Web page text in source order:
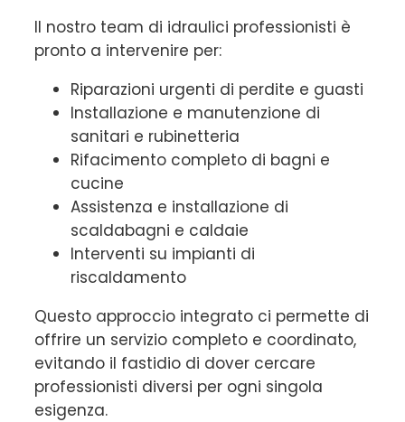
Il nostro team di idraulici professionisti è
pronto a intervenire per:
Riparazioni urgenti di perdite e guasti
Installazione e manutenzione di
sanitari e rubinetteria
Rifacimento completo di bagni e
cucine
Assistenza e installazione di
scaldabagni e caldaie
Interventi su impianti di
riscaldamento
Questo approccio integrato ci permette di
offrire un servizio completo e coordinato,
evitando il fastidio di dover cercare
professionisti diversi per ogni singola
esigenza.